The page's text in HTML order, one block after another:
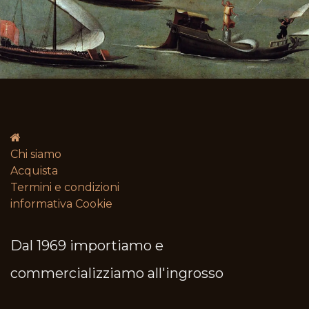
Chi siamo
Acquista
Termini e condizioni​
informativa Cookie
Dal 1969 importiamo e
commercializziamo all'ingrosso